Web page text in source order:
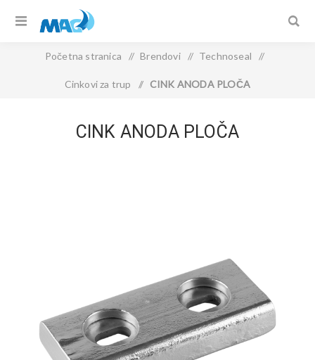
Početna stranica / Brendovi / Technoseal /
Cinkovi za trup / CINK ANODA PLOČA
CINK ANODA PLOČA